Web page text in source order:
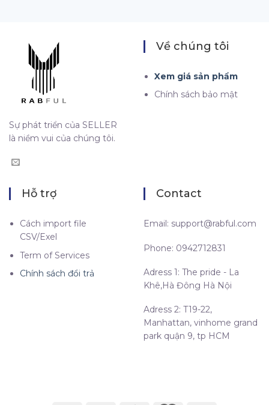
Sự phát triển của SELLER
là niềm vui của chúng tôi.
Về chúng tôi
Xem giá sản phẩm
Chính sách bảo mật
Hỗ trợ
Cách import file
CSV/Exel
Term of Services
Chính sách đổi trả
Contact
Email: support@rabful.com
Phone: 0942712831
Adress 1: The pride - La
Khê,Hà Đông Hà Nội
Adress 2: T19-22,
Manhattan, vinhome grand
park quận 9, tp HCM